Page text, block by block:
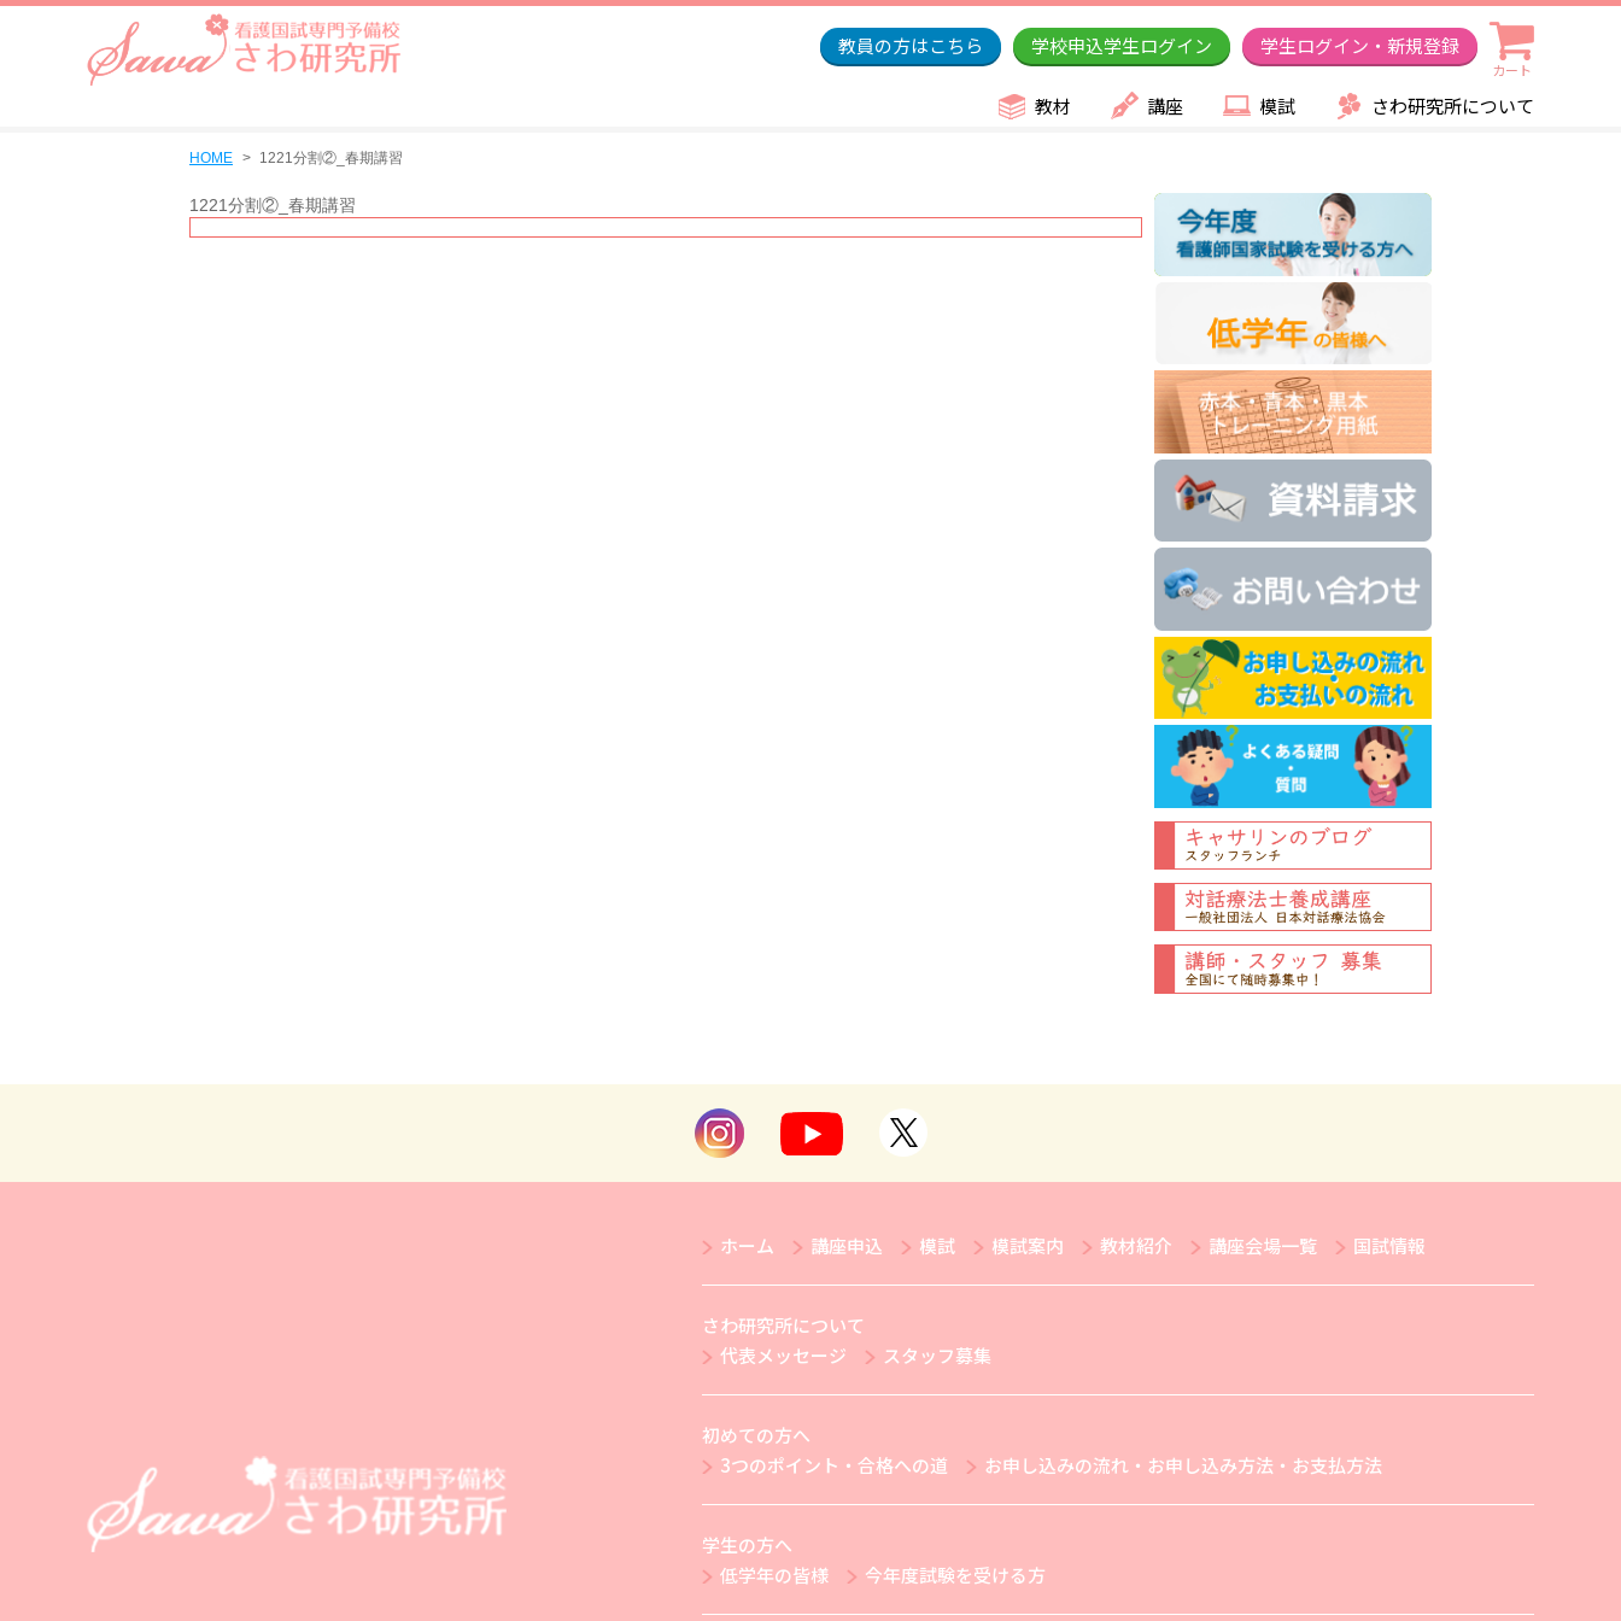
教員の方はこちら 学校申込学生ログイン 学生ログイン・新規登録
カート
教材 講座 模試 さわ研究所について
HOME 1221分割②_春期講習
1221分割②_春期講習
ホーム 講座申込 模試 模試案内 教材紹介 講座会場一覧 国試情報
さわ研究所について
代表メッセージ
スタッフ募集
初めての方へ
3つのポイント・合格への道
お申し込みの流れ・お申し込み方法・お支払方法
学生の方へ
低学年の皆様
今年度試験を受ける方